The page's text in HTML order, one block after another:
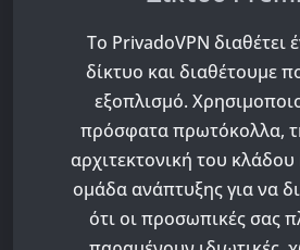
Το PrivadoVPN διαθέτει
δίκτυο και διαθέτουμε
εξοπλισμό.
πρόσφατα πρωτόκολλα,
αρχιτεκτονική του κλάδου
ομάδα ανάπτυξης για να
ότι οι προσωπικές σας